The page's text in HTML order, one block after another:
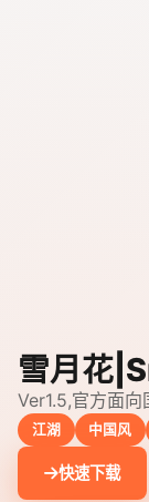
雪月花
Ver1.5,官方面
江湖 中国风
快速下载